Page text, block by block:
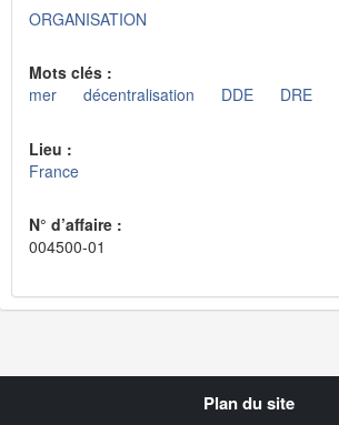
ORGANISATION
Mots clés :
mer
décentralisation DDE DRE
Lieu :
France
N° d’affaire :
004500-01
Plan du site